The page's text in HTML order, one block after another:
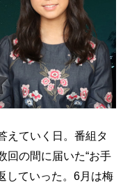
えていく日。番組タ
回の間に届いた“お手
していった。6月は梅